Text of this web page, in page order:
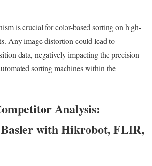
is crucial for color-based sorting on high-
Any image distortion could lead to
data, negatively impacting the precision
sorting machines within the
Analysis:
with Hikrobot, FLIR,